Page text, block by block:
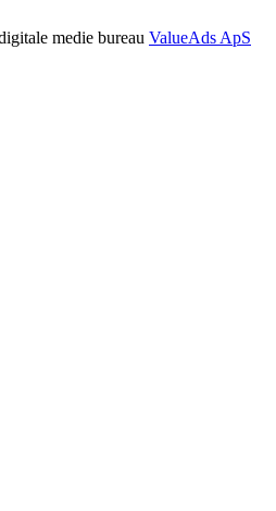
medie bureau ValueAds ApS